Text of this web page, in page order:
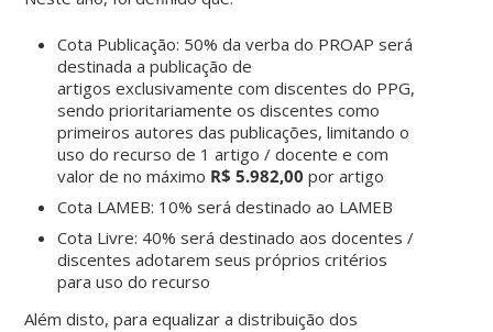
Cota Publicação: 50% da verba do PROAP será
destinada a publicação de
artigos exclusivamente com discentes do PPG,
sendo prioritariamente os discentes como
primeiros autores das publicações, limitando o
uso do recurso de 1 artigo / docente e com
valor de no máximo R$ 5.982,00 por artigo
Cota LAMEB: 10% será destinado ao LAMEB
Cota Livre: 40% será destinado aos docentes /
discentes adotarem seus próprios critérios
para uso do recurso
Além disto, para equalizar a distribuição dos